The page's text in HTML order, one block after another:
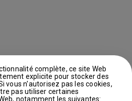
complète, ce site Web
explicite pour stocker des
vous n'autorisez pas les cookies,
pas utiliser certaines
notamment les suivantes: